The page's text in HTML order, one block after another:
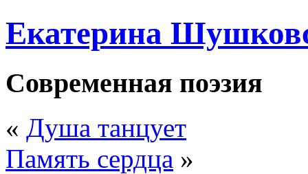
Екатерина
Современная поэзия
« Душа танцует
Память сердца »